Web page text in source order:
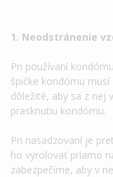
1. Neodstránenie
Pri používaní
špičke kondómu
dôležité, aby sa z nej
prasknutiu kondómu.
Pri nasadzovaní je
ho vyrolovať priamo
zabezpečíme, aby v